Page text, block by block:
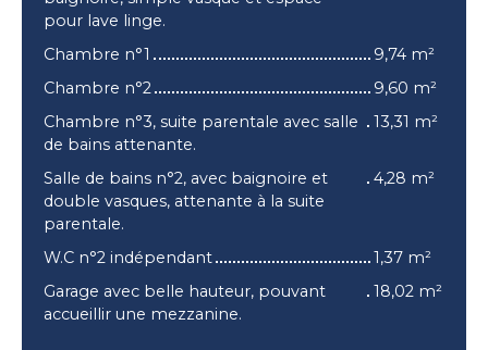
pour lave linge.
Chambre n°1
9,74 m²
Chambre n°2
9,60 m²
Chambre n°3, suite parentale avec salle
de bains attenante.
13,31 m²
Salle de bains n°2, avec baignoire et
double vasques, attenante à la suite
parentale.
4,28 m²
W.C n°2 indépendant
1,37 m²
Garage avec belle hauteur, pouvant
accueillir une mezzanine.
18,02 m²